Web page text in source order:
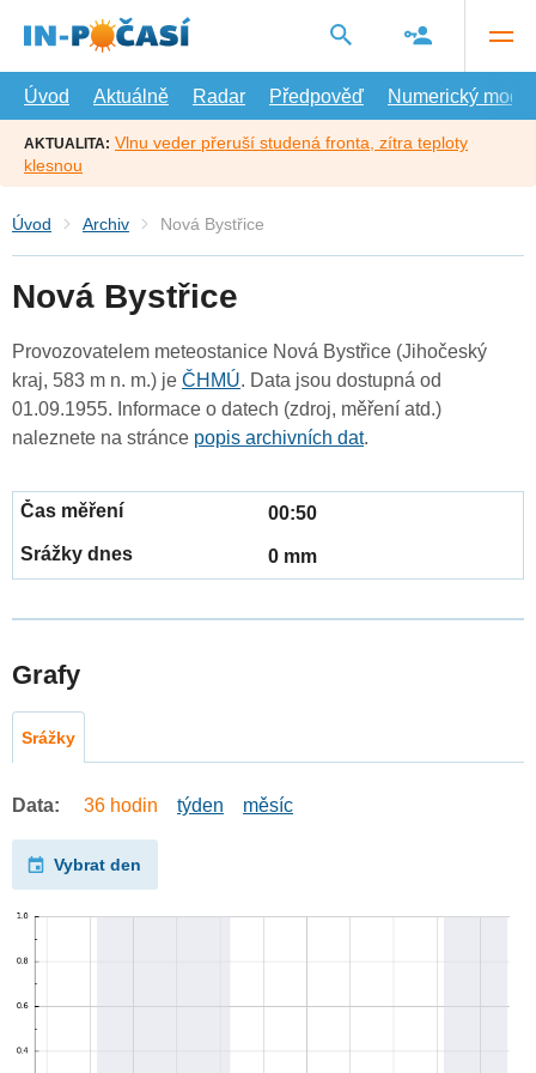
hlavní
Úvod
Aktuálně Radar Předpověď Numerický model
AKTUALITA: Vlnu veder přeruší studená fronta, zítra teploty
klesnou
Úvod Archiv Nová Bystřice
Nová Bystřice
Provozovatelem meteostanice Nová Bystřice (Jihočeský
kraj, 583 m n. m.) je ČHMÚ. Data jsou dostupná od
01.09.1955. Informace o datech (zdroj, měření atd.)
naleznete na stránce popis archivních dat.
00:50
0 mm
Grafy
Srážky
Data: 36 hodin týden měsíc
Vybrat den